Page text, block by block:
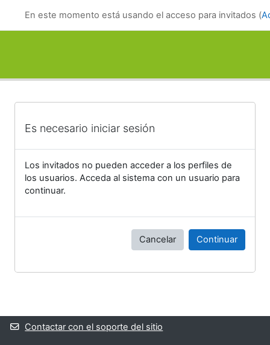
En este momento está usando el acceso para invitados (
Es necesario iniciar sesión
Los invitados no pueden acceder a los perfiles de
los usuarios. Acceda al sistema con un usuario para
continuar.
Cancelar Continuar
Bloques suplementarios
Contactar con el soporte del sitio